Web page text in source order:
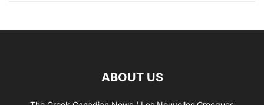
ABOUT US